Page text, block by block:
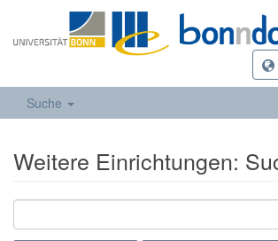
Suche
Weitere Einrichtungen: